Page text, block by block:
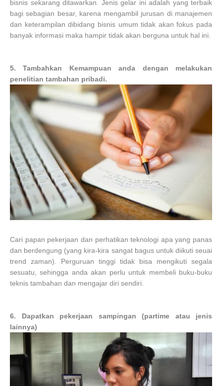
bisnis sekarang ditawarkan. Jenis gelar ini adalah yang terbaik
bagi sebagian besar, karena mengambil jurusan di manajemen
dan keterampilan dibidang bisnis umum tidak akan fokus pada
banyak informasi maka hampir tidak akan berguna untuk hal ini.
5. Tambahkan Kemampuan anda dengan melakukan
penelitian tambahan pribadi.
Cari papan pekerjaan dan perhatikan teknologi apa yang panas
dan berdengung (yang kira-kira sangat bagus untuk diikuti seuai
trend zaman). Perguruan tinggi tidak bisa mengikuti segala
sesuatu, sehingga anda akan perlu untuk membeli buku-buku
teknis tambahan dan mengajar diri sendiri.
6. Dapatkan pekerjaan sampingan (partime atau jenis
lainnya)